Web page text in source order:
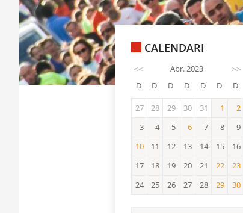
CALENDARI
<< Abr. 2023 >>
D D D D D D D
27 28 29 30 31 1 2
3 4 5 6 7 8
9
10
10
11 12 13 14 15
16
17
18 19 20 21 22
22
23
23
24 25 26 27 28 29 30